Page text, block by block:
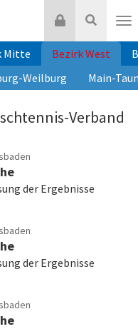
Suche
Login
Mitte Bezirk West
Weilburg Main-
Verband
der Ergebnisse
der Ergebnisse